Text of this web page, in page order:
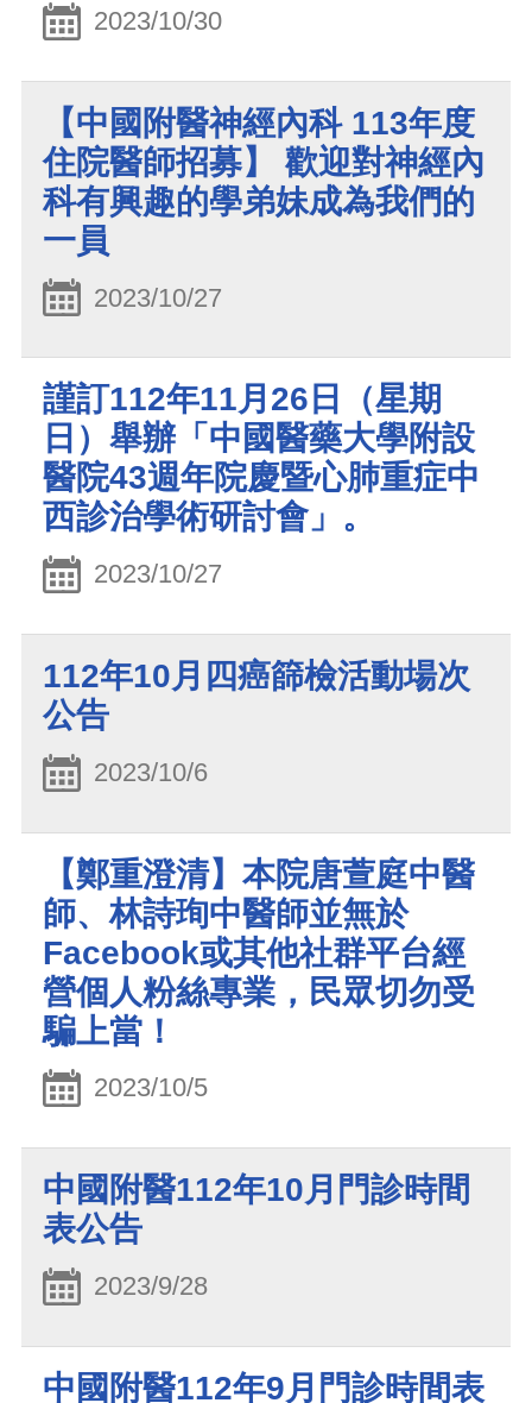
2023/10/30
【中國附醫神經內科 113年度
住院醫師招募】 歡迎對神經內
科有興趣的學弟妹成為我們的
一員
2023/10/27
謹訂112年11月26日（星期
日）舉辦「中國醫藥大學附設
醫院43週年院慶暨心肺重症中
西診治學術研討會」。
2023/10/27
112年10月四癌篩檢活動場次
公告
2023/10/6
【鄭重澄清】本院唐萱庭中醫
師、林詩珣中醫師並無於
Facebook或其他社群平台經
營個人粉絲專業，民眾切勿受
騙上當！
2023/10/5
中國附醫112年10月門診時間
表公告
2023/9/28
中國附醫112年9月門診時間表